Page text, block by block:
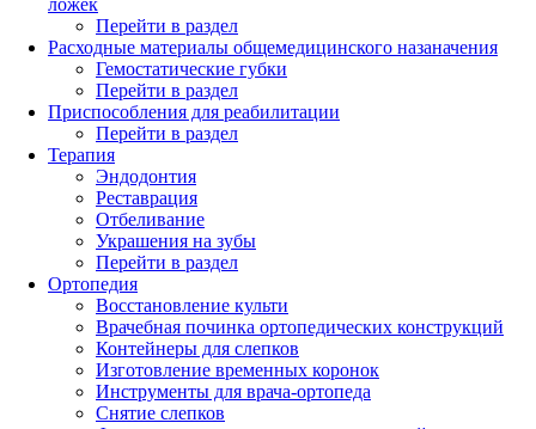
ложек
Перейти в раздел
Расходные материалы общемедицинского назаначения
Гемостатические губки
Перейти в раздел
Приспособления для реабилитации
Перейти в раздел
Терапия
Эндодонтия
Реставрация
Отбеливание
Украшения на зубы
Перейти в раздел
Ортопедия
Восстановление культи
Врачебная починка ортопедических конструкций
Контейнеры для слепков
Изготовление временных коронок
Инструменты для врача-ортопеда
Снятие слепков